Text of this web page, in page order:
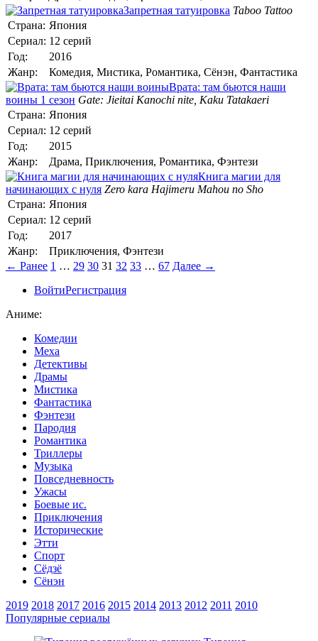
Запретная татуировка Taboo Tattoo
Страна: Япония
Сериал: 12 серий
Год:
2016
Жанр:
Комедия, Мистика, Романтика, Сёнэн, Фантастика
Врата: там бьются наши
воины 1 сезон Gate: Jieitai Kanochi nite, Kaku Tatakaeri
Страна: Япония
Сериал: 12 серий
Год:
2015
Жанр:
Драма, Приключения, Романтика, Фэнтези
Книга магии для
начинающих с нуля Zero kara Hajimeru Mahou no Sho
Страна: Япония
Сериал: 12 серий
Год:
2017
Жанр:
Приключения, Фэнтези
← Ранее 1 … 29 30 31 32 33 … 67 Далее →
ВойтиРегистрация
Аниме:
Комедии
Меха
Детективы
Драмы
Мистика
Фантастика
Фэнтези
Пародия
Романтика
Триллеры
Музыка
Повседневность
Ужасы
Боевые ис.
Приключения
Исторические
Этти
Спорт
Сёдзё
Сёнэн
2019 2018 2017 2016 2015 2014 2013 2012 2011 2010
Популярные сериалы